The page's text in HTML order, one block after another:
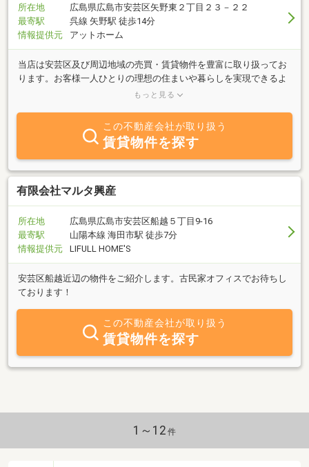
所在地
広島県広島市安芸区矢野東２丁目２３－２２
最寄駅
呉線 矢野駅 徒歩14分
情報提供元
アットホーム
当店は安芸区及び周辺地域の売買・賃貸物件を豊富に取り扱ってお
ります。お客様一人ひとりの理想の住まいや暮らしを実現できるよ
う、豊富な経験と情報力を活かし、地域に密着した細かいアドバイ
せ・ご来店お待ちしております。
もっと見る
この不動産会社が取り扱う
賃貸物件を探す
有限会社マルタ興産
所在地
広島県広島市安芸区船越５丁目9-16
最寄駅
山陽本線 海田市駅 徒歩7分
情報提供元
LIFULL HOME'S
安芸区船越近辺の物件をご紹介します。古民家オフィスでお待ちし
ております！
この不動産会社が取り扱う
賃貸物件を探す
1～12 件